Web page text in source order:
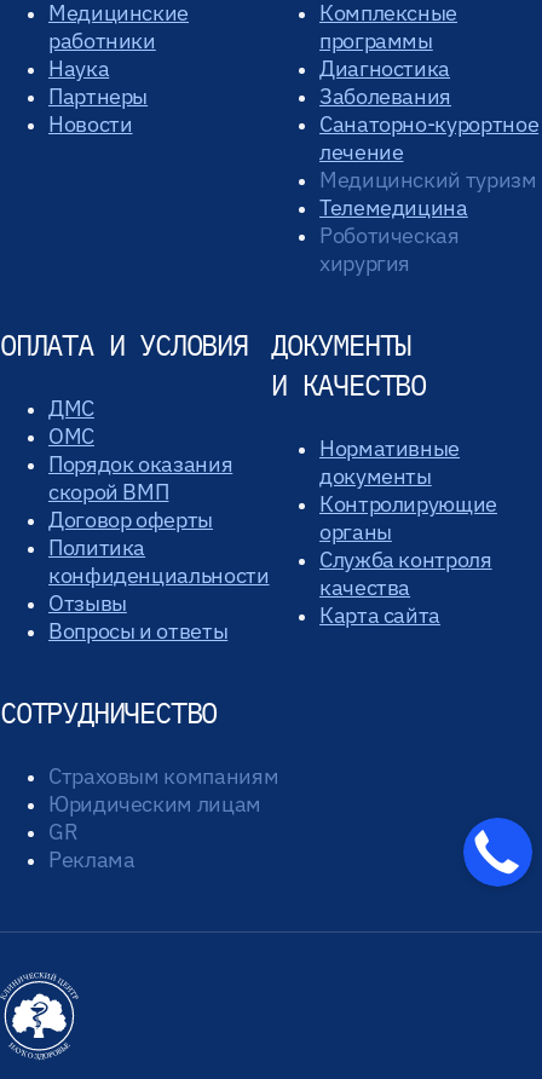
Медицинские
работники
Наука
Партнеры
Новости
Комплексные
программы
Диагностика
Заболевания
Санаторно-курортное
лечение
Медицинский туризм
Телемедицина
Роботическая
хирургия
ОПЛАТА И УСЛОВИЯ
ДМС
ОМС
Порядок оказания
скорой ВМП
Договор оферты
Политика
конфиденциальности
Отзывы
Вопросы и ответы
ДОКУМЕНТЫ
И КАЧЕСТВО
Нормативные
документы
Контролирующие
органы
Служба контроля
качества
Карта сайта
СОТРУДНИЧЕСТВО
Страховым компаниям
Юридическим лицам
GR
Реклама